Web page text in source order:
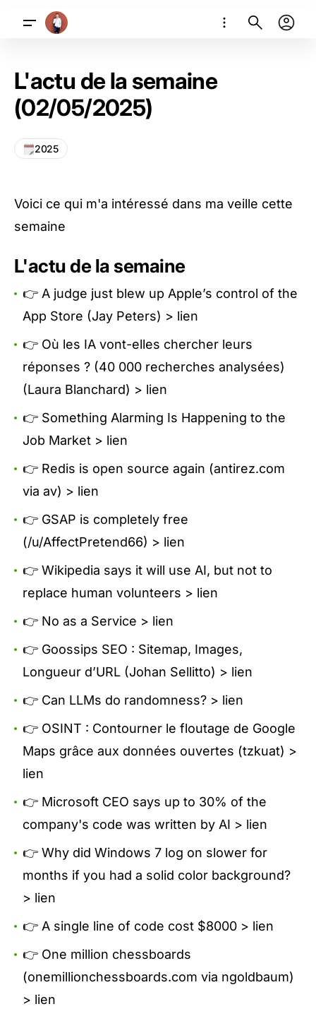
L'actu de la semaine
(02/05/2025)
2025
Voici ce qui m'a intéressé dans ma veille cette
semaine
L'actu de la semaine
👉 A judge just blew up Apple’s control of the
App Store (Jay Peters) > lien
👉 Où les IA vont-elles chercher leurs
réponses ? (40 000 recherches analysées)
(Laura Blanchard) > lien
👉 Something Alarming Is Happening to the
Job Market > lien
👉 Redis is open source again (antirez.com
via av) > lien
👉 GSAP is completely free
(/u/AffectPretend66) > lien
👉 Wikipedia says it will use AI, but not to
replace human volunteers > lien
👉 No as a Service > lien
👉 Goossips SEO : Sitemap, Images,
Longueur d’URL (Johan Sellitto) > lien
👉 Can LLMs do randomness? > lien
👉 OSINT : Contourner le floutage de Google
Maps grâce aux données ouvertes (tzkuat) >
lien
👉 Microsoft CEO says up to 30% of the
company's code was written by AI > lien
👉 Why did Windows 7 log on slower for
months if you had a solid color background?
> lien
👉 A single line of code cost $8000 > lien
👉 One million chessboards
(onemillionchessboards.com via ngoldbaum)
> lien